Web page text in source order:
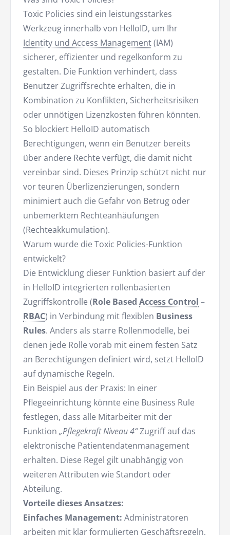
Toxic Policies sind ein leistungsstarkes
Werkzeug innerhalb von HelloID, um Ihr
Identity und Access Management(IAM)
sicherer, effizienter und regelkonform zu
gestalten. Die Funktion verhindert, dass
Benutzer Zugriffsrechte erhalten, die in
Kombination zu Konflikten, Sicherheitsrisiken
oder unnötigen Lizenzkosten führen könnten.
So blockiert HelloID automatisch
Berechtigungen, wenn ein Benutzer bereits
über andere Rechte verfügt, die damit nicht
vereinbar sind. Dieses Prinzip schützt nicht nur
vor teuren Überlizenzierungen, sondern
minimiert auch die Gefahr von Betrug oder
unbemerktem Rechteanhäufungen
(Rechteakkumulation).
Warum wurde die Toxic Policies-Funktion
entwickelt?
Die Entwicklung dieser Funktion basiert auf der
in HelloID integrierten rollenbasierten
Zugriffskontrolle (Role Based Access Control –
RBAC) in Verbindung mit flexiblen Business
Rules. Anders als starre Rollenmodelle, bei
denen jede Rolle vorab mit einem festen Satz
an Berechtigungen definiert wird, setzt HelloID
auf dynamische Regeln.
Ein Beispiel aus der Praxis: In einer
Pflegeeinrichtung könnte eine Business Rule
festlegen, dass alle Mitarbeiter mit der
Funktion „Pflegekraft Niveau 4“Zugriff auf das
elektronische Patientendatenmanagement
erhalten. Diese Regel gilt unabhängig von
weiteren Attributen wie Standort oder
Abteilung.
Vorteile dieses Ansatzes:
Einfaches Management: Administratoren
arbeiten mit klar formulierten Geschäftsregeln,